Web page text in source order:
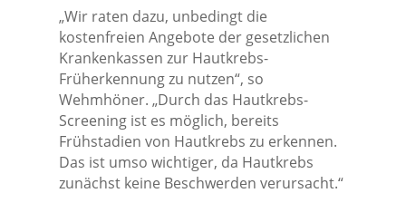
„Wir raten dazu, unbedingt die
kostenfreien Angebote der gesetzlichen
Krankenkassen zur Hautkrebs-
Früherkennung zu nutzen“, so
Wehmhöner. „Durch das Hautkrebs-
Screening ist es möglich, bereits
Frühstadien von Hautkrebs zu erkennen.
Das ist umso wichtiger, da Hautkrebs
zunächst keine Beschwerden verursacht.“